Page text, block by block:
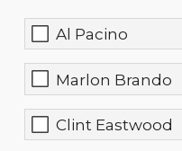
Al Pacino
Marlon Brando
Clint Eastwood